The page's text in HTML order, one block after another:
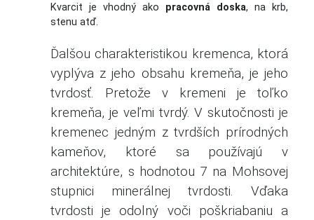
Kvarcit je vhodný ako pracovná doska, na krb,
stenu atď.
Ďalšou charakteristikou kremenca, ktorá
vyplýva z jeho obsahu kremeňa, je jeho
tvrdosť. Pretože v kremeni je toľko
kremeňa, je veľmi tvrdý. V skutočnosti je
kremenec jedným z tvrdších prírodných
kameňov, ktoré sa používajú v
architektúre, s hodnotou 7 na Mohsovej
stupnici minerálnej tvrdosti.
Vďaka
tvrdosti je odolný voči poškriabaniu a